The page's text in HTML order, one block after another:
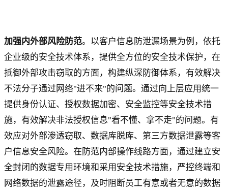
加强内外部风险防范。以客户信息防泄漏场景为例，依托
企业级的安全技术体系，提供全方位的安全技术保护，在
抵御外部攻击窃取的方面，构建纵深防御体系，有效解决
不法分子通过网络"进不来"的问题。通过向上层应用统一
提供身份认证、授权数据加密、安全监控等安全技术措
施，有效解决非法授权信息"看不懂、拿不走"的问题。有
效应对外部渗透窃取、数据库脱库、第三方数据泄露等客
户信息安全风险。在防范内部操作线路方面，通过建立安
全封闭的数据专用环境和采用安全技术措施，严控终端和
网络数据的泄露途径，及时阻断员工有意或者无意的数据